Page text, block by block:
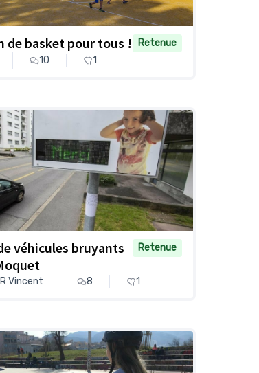
de basket pour tous !
Retenue
10 1
véhicules bruyants
Retenue
Vincent 8 1